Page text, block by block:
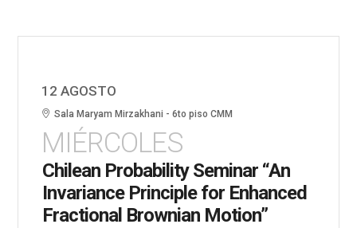
12 AGOSTO
Sala Maryam Mirzakhani - 6to piso CMM
MIÉRCOLES
Chilean Probability Seminar “An
Invariance Principle for Enhanced
Fractional Brownian Motion”